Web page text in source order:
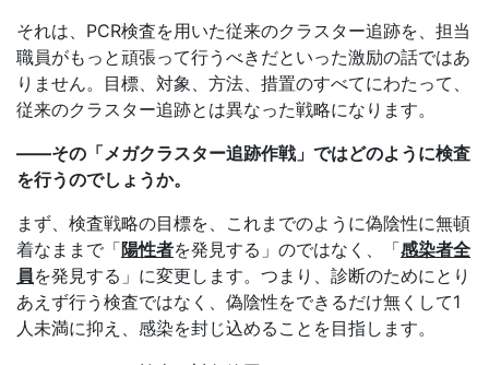
それは、PCR検査を用いた従来のクラスター追跡を、担当
職員がもっと頑張って行うべきだといった激励の話ではあ
りません。目標、対象、方法、措置のすべてにわたって、
従来のクラスター追跡とは異なった戦略になります。
――その「メガクラスター追跡作戦」ではどのように検査
を行うのでしょうか。
まず、検査戦略の目標を、これまでのように偽陰性に無頓
着なままで「陽性者を発見する」のではなく、「感染者全
員を発見する」に変更します。つまり、診断のためにとり
あえず行う検査ではなく、偽陰性をできるだけ無くして1
人未満に抑え、感染を封じ込めることを目指します。